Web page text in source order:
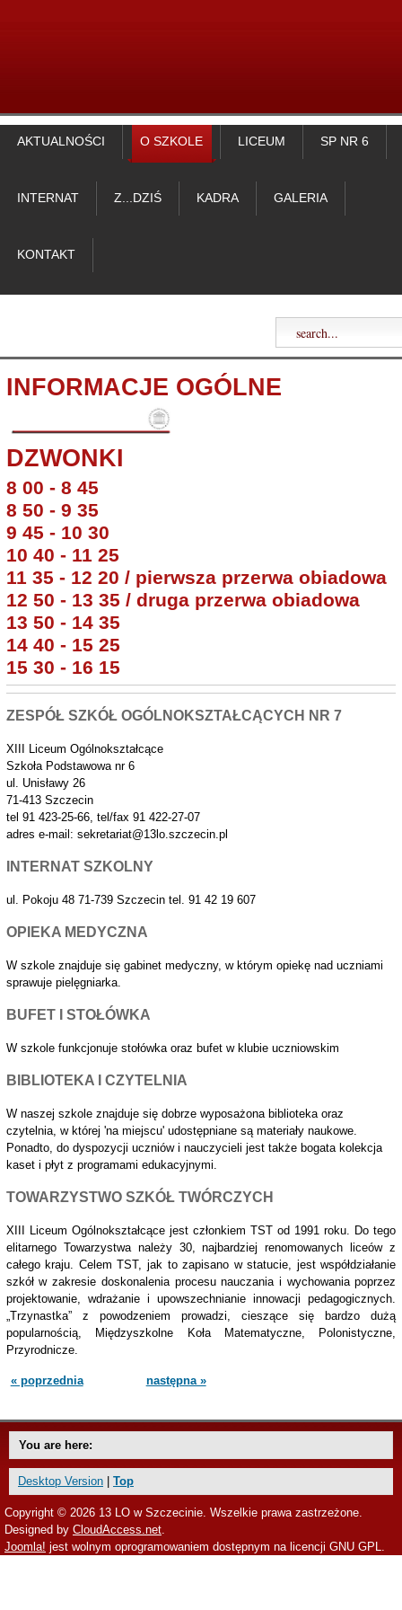
AKTUALNOŚCI O SZKOLE LICEUM SP NR 6
INTERNAT Z...DZIŚ KADRA GALERIA
KONTAKT
INFORMACJE OGÓLNE
DZWONKI
8 00 - 8 45
8 50 - 9 35
9 45 - 10 30
10 40 - 11 25
11 35 - 12 20 / pierwsza przerwa obiadowa
12 50 - 13 35 / druga przerwa obiadowa
13 50 - 14 35
14 40 - 15 25
15 30 - 16 15
ZESPÓŁ SZKÓŁ OGÓLNOKSZTAŁCĄCYCH NR 7
XIII Liceum Ogólnokształcące
Szkoła Podstawowa nr 6
ul. Unisławy 26
71-413 Szczecin
tel 91 423-25-66, tel/fax 91 422-27-07
adres e-mail: sekretariat@13lo.szczecin.pl
INTERNAT SZKOLNY
ul. Pokoju 48 71-739 Szczecin tel. 91 42 19 607
OPIEKA MEDYCZNA
W szkole znajduje się gabinet medyczny, w którym opiekę nad uczniami
sprawuje pielęgniarka.
BUFET I STOŁÓWKA
W szkole funkcjonuje stołówka oraz bufet w klubie uczniowskim
BIBLIOTEKA I CZYTELNIA
W naszej szkole znajduje się dobrze wyposażona biblioteka oraz
czytelnia, w której 'na miejscu' udostępniane są materiały naukowe.
Ponadto, do dyspozycji uczniów i nauczycieli jest także bogata kolekcja
kaset i płyt z programami edukacyjnymi.
TOWARZYSTWO SZKÓŁ TWÓRCZYCH
XIII Liceum Ogólnokształcące jest członkiem TST od 1991 roku. Do tego
elitarnego Towarzystwa należy 30, najbardziej renomowanych liceów z
całego kraju. Celem TST, jak to zapisano w statucie, jest współdziałanie
szkół w zakresie doskonalenia procesu nauczania i wychowania poprzez
projektowanie, wdrażanie i upowszechnianie innowacji pedagogicznych.
„Trzynastka” z powodzeniem prowadzi, cieszące się bardzo dużą
popularnością, Międzyszkolne Koła Matematyczne, Polonistyczne,
Przyrodnicze.
« poprzednia następna »
You are here:
Desktop Version | Top
Copyright © 2026 13 LO w Szczecinie. Wszelkie prawa zastrzeżone.
Designed by CloudAccess.net
Joomla! jest wolnym oprogramowaniem dostępnym na licencji GNU GPL.